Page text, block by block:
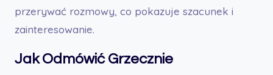
przerywać rozmowy, co pokazuje szacunek i
zainteresowanie.
Jak Odmówić Grzecznie